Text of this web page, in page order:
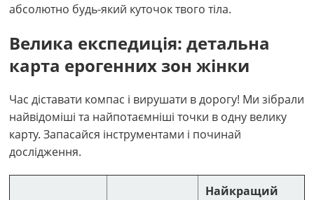
абсолютно будь-який куточок твого тіла.
Велика експедиція: детальна
карта ерогенних зон жінки
Час діставати компас і вирушати в дорогу! Ми зібрали
найвідоміші та найпотаємніші точки в одну велику
карту. Запасайся інструментами і починай
дослідження.
Найкращий